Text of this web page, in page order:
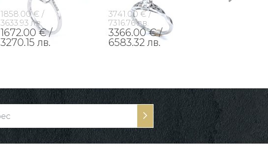
1858.00 € /
3633.93 лв.
1672.00 € /
3270.15 лв.
3741.00 € /
7316.76 лв.
3366.00 € /
6583.32 лв.